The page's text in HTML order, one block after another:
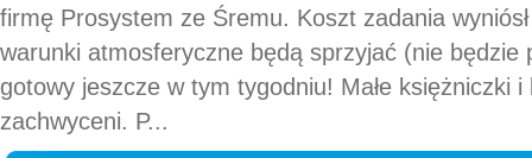
firmę Prosystem ze Śremu. Koszt zadania
warunki atmosferyczne będą sprzyjać (nie będzie
gotowy jeszcze w tym tygodniu! Małe księżniczki
zachwyceni. P...